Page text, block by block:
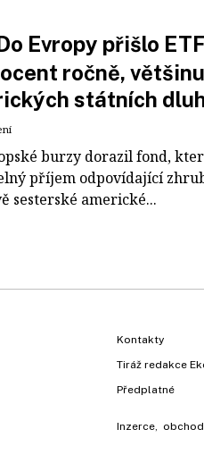
Evropy přišlo
ročně,
státních
burzy dorazil fond,
příjem odpovídající
sesterské americké...
Kontakty
Tiráž redakce
Předplatné
Inzerce ,